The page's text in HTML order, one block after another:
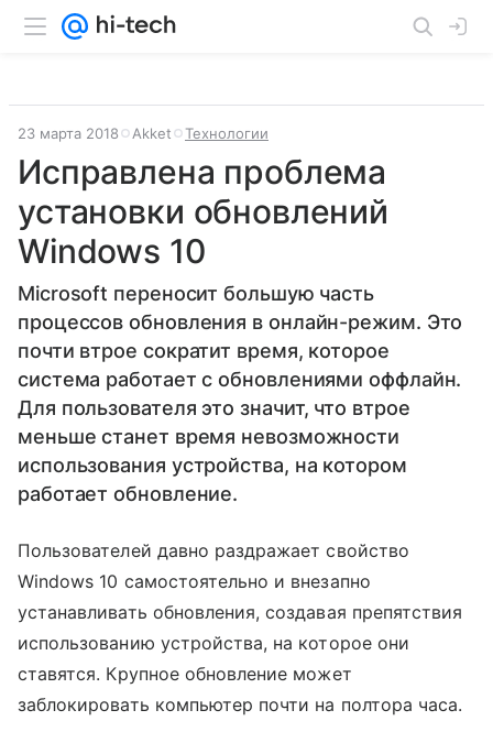
23 марта 2018 Akket Технологии
Исправлена проблема
установки обновлений
Windows 10
Microsoft переносит большую часть
процессов обновления в онлайн-режим. Это
почти втрое сократит время, которое
система работает с обновлениями оффлайн.
Для пользователя это значит, что втрое
меньше станет время невозможности
использования устройства, на котором
работает обновление.
Пользователей давно раздражает свойство
Windows 10 самостоятельно и внезапно
устанавливать обновления, создавая препятствия
использованию устройства, на которое они
ставятся. Крупное обновление может
заблокировать компьютер почти на полтора часа.